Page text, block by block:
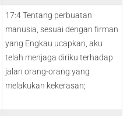
17:4 Tentang perbuatan
manusia, sesuai dengan firman
yang Engkau ucapkan, aku
telah menjaga diriku terhadap
jalan orang-orang yang
melakukan kekerasan;